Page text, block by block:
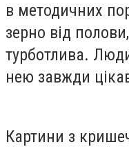
в методичних
зерно від
турботлива.
нею завжди
Картини з